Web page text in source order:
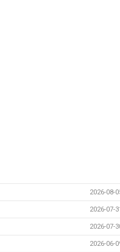
2026-08-
2026-07-
2026-07-
2026-06-